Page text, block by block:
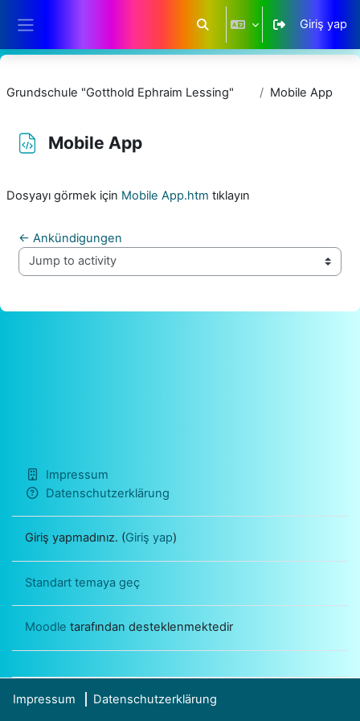
Arama girişini değiştirGiriş yap
Grundschule "Gotthold Ephraim Lessing" Mobile App
Mobile App
Dosyayı görmek için Mobile App.htm tıklayın
← Ankündigungen
Jump to activity
Impressum
Datenschutzerklärung
Giriş yapmadınız. (Giriş yap)
Standart temaya geç
Moodle tarafından desteklenmektedir
Impressum Datenschutzerklärung